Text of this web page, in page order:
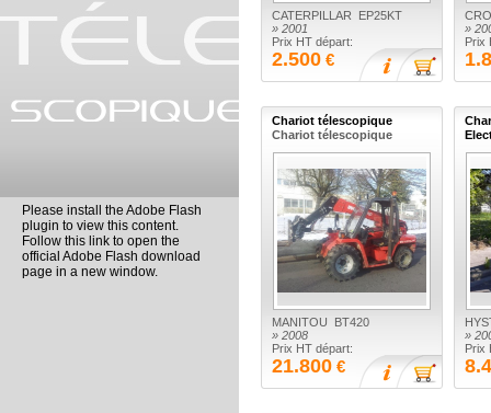
Please install the Adobe Flash
plugin to view this content.
Follow this link to open the
official Adobe Flash download
page in a new window.
CATERPILLAR EP25KT
» 2001
Prix HT départ:
2.500 €
»
Prix
Chariot télescopique
Chariot télescopique
MANITOU BT420
» 2008
Prix HT départ:
21.800 €
»
Prix